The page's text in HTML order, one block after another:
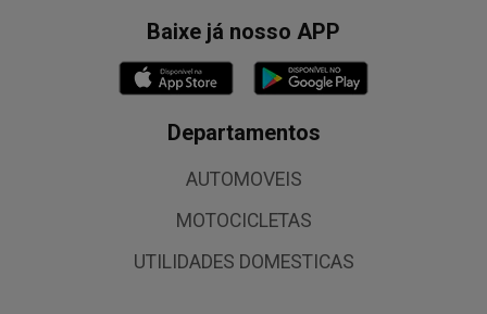
Baixe já nosso APP
Departamentos
AUTOMOVEIS
MOTOCICLETAS
UTILIDADES DOMESTICAS